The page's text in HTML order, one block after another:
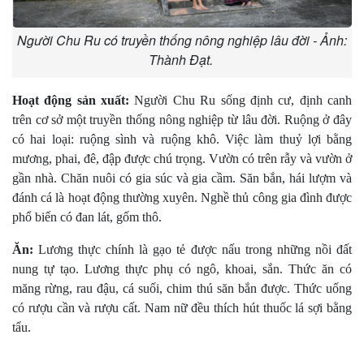
Người Chu Ru có truyền thống nông nghiệp lâu đời - Ảnh:
Thành Đạt.
Hoạt động sản xuất: Người Chu Ru sống định cư, định canh
trên cơ sở một truyền thống nông nghiệp từ lâu đời. Ruộng ở đây
có hai loại: ruộng sình và ruộng khô. Việc làm thuỷ lợi bằng
mương, phai, đê, đập được chú trọng. Vườn có trên rẫy và vườn ở
gần nhà. Chăn nuôi có gia súc và gia cầm. Săn bắn, hái lượm và
đánh cá là hoạt động thường xuyên. Nghề thủ công gia đình được
phổ biến có đan lát, gốm thô.
Ăn: Lương thực chính là gạo tẻ được nấu trong những nồi đất
nung tự tạo. Lương thực phụ có ngô, khoai, sắn. Thức ăn có
măng rừng, rau đậu, cá suối, chim thú săn bắn được. Thức uống
có rượu cần và rượu cất. Nam nữ đều thích hút thuốc lá sợi bằng
tẩu.